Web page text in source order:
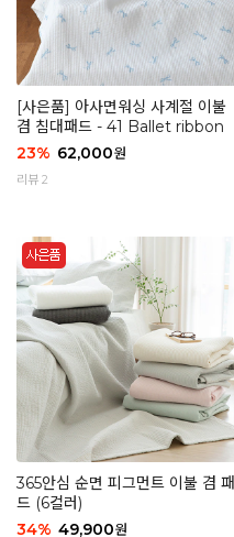
[사은품] 아사면워싱 사계절 이불
겸 침대패드 - 41 Ballet ribbon
23% 62,000원
리뷰 2
365안심 순면 피그먼트 이불 겸 패
드 (6컬러)
34% 49,900원